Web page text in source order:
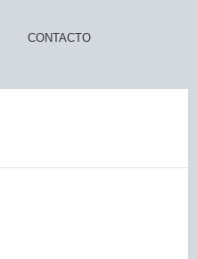
CONTACTO